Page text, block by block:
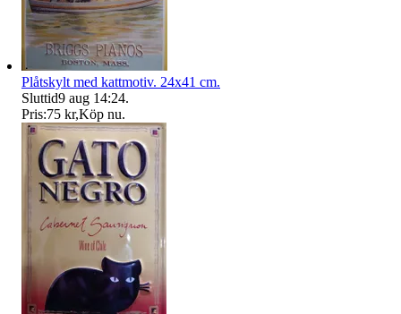
Plåtskylt med kattmotiv. 24x41 cm.
Sluttid9 aug 14:24.
Pris:75 kr,Köp nu.